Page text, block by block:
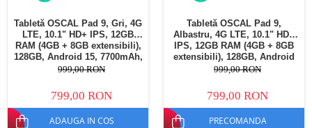
Tabletă OSCAL Pad 9, Gri, 4G
LTE, 10.1" HD+ IPS, 12GB
RAM (4GB + 8GB extensibili),
128GB, Android 15, 7700mAh,
Dual SIM
999,00 RON
799,00 RON
ADAUGA IN COS
Tabletă OSCAL Pad 9,
Albastru, 4G LTE, 10.1" HD+
IPS, 12GB RAM (4GB + 8GB
extensibili), 128GB, Android
15, 7700mAh, Dual SIM
999,00 RON
799,00 RON
PRECOMANDA